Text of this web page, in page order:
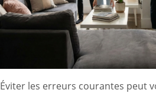
Éviter les erreurs courantes peut